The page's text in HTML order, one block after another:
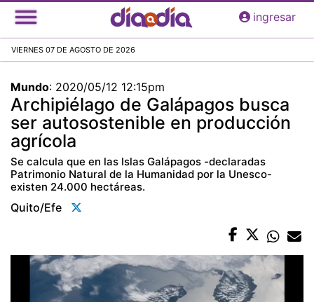
Pasar
al
principal
ingresar
VIERNES 07 DE AGOSTO DE 2026
Mundo: 2020/05/12 12:15pm
Archipiélago de Galápagos busca
ser autosostenible en producción
agrícola
Se calcula que en las Islas Galápagos -declaradas
Patrimonio Natural de la Humanidad por la Unesco-
existen 24.000 hectáreas.
Quito/efe